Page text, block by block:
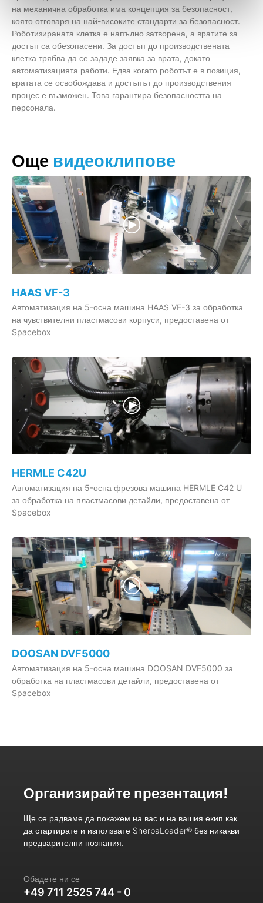
на механична обработка има концепция за безопасност,
която отговаря на най-високите стандарти за безопасност.
Роботизираната клетка е напълно затворена, а вратите за
достъп са обезопасени. За достъп до производствената
клетка трябва да се зададе заявка за врата, докато
автоматизацията работи. Едва когато роботът е в позиция,
вратата се освобождава и достъпът до производствения
процес е възможен. Това гарантира безопасността на
персонала.
Още видеоклипове
HAAS VF-3
Автоматизация на 5-осна машина HAAS VF-3 за обработка
на чувствителни пластмасови корпуси, предоставена от
Spacebox
HERMLE C42U
Автоматизация на 5-осна фрезова машина HERMLE C42 U
за обработка на пластмасови детайли, предоставена от
Spacebox
DOOSAN DVF5000
Автоматизация на 5-осна машина DOOSAN DVF5000 за
обработка на пластмасови детайли, предоставена от
Spacebox
Организирайте презентация!
Ще се радваме да покажем на вас и на вашия екип как
да стартирате и използвате SherpaLoader® без никакви
предварителни познания.
Обадете ни се
+49 711 2525 744 - 0